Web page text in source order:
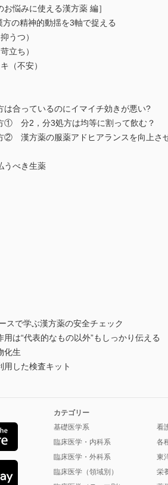
お悩みに使える漢方薬 編］
の精神的動揺を3軸で捉える
うつ）
立ち）
（不安）
は合っているのにイマイチ効きが悪い?
① 分2，分3処方は均等に割って飲む？
② 漢方薬の服薬アドヒアランスを向上さ
うべき生薬
スで学ぶ漢方薬の安全チェック
“代表的なもの以外”もしっかり伝える
化生
した検査キット
カテゴリー
基礎医学系
臨床医学・内科系
臨床医学・外科系
臨床医学（領域別）
看
各
東
栄